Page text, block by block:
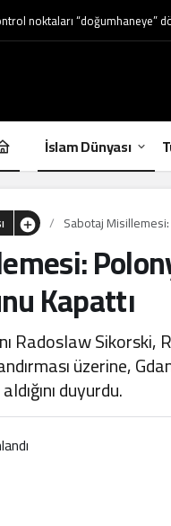
noktaları “doğumhaneye”
İslam Dünyası
Sabotaj
Kapattı
Radoslaw
üzerine,
duyurdu.